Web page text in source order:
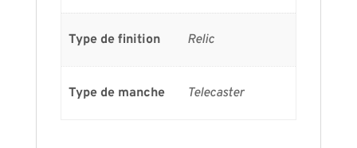
Type de finition Relic
Type de manche Telecaster